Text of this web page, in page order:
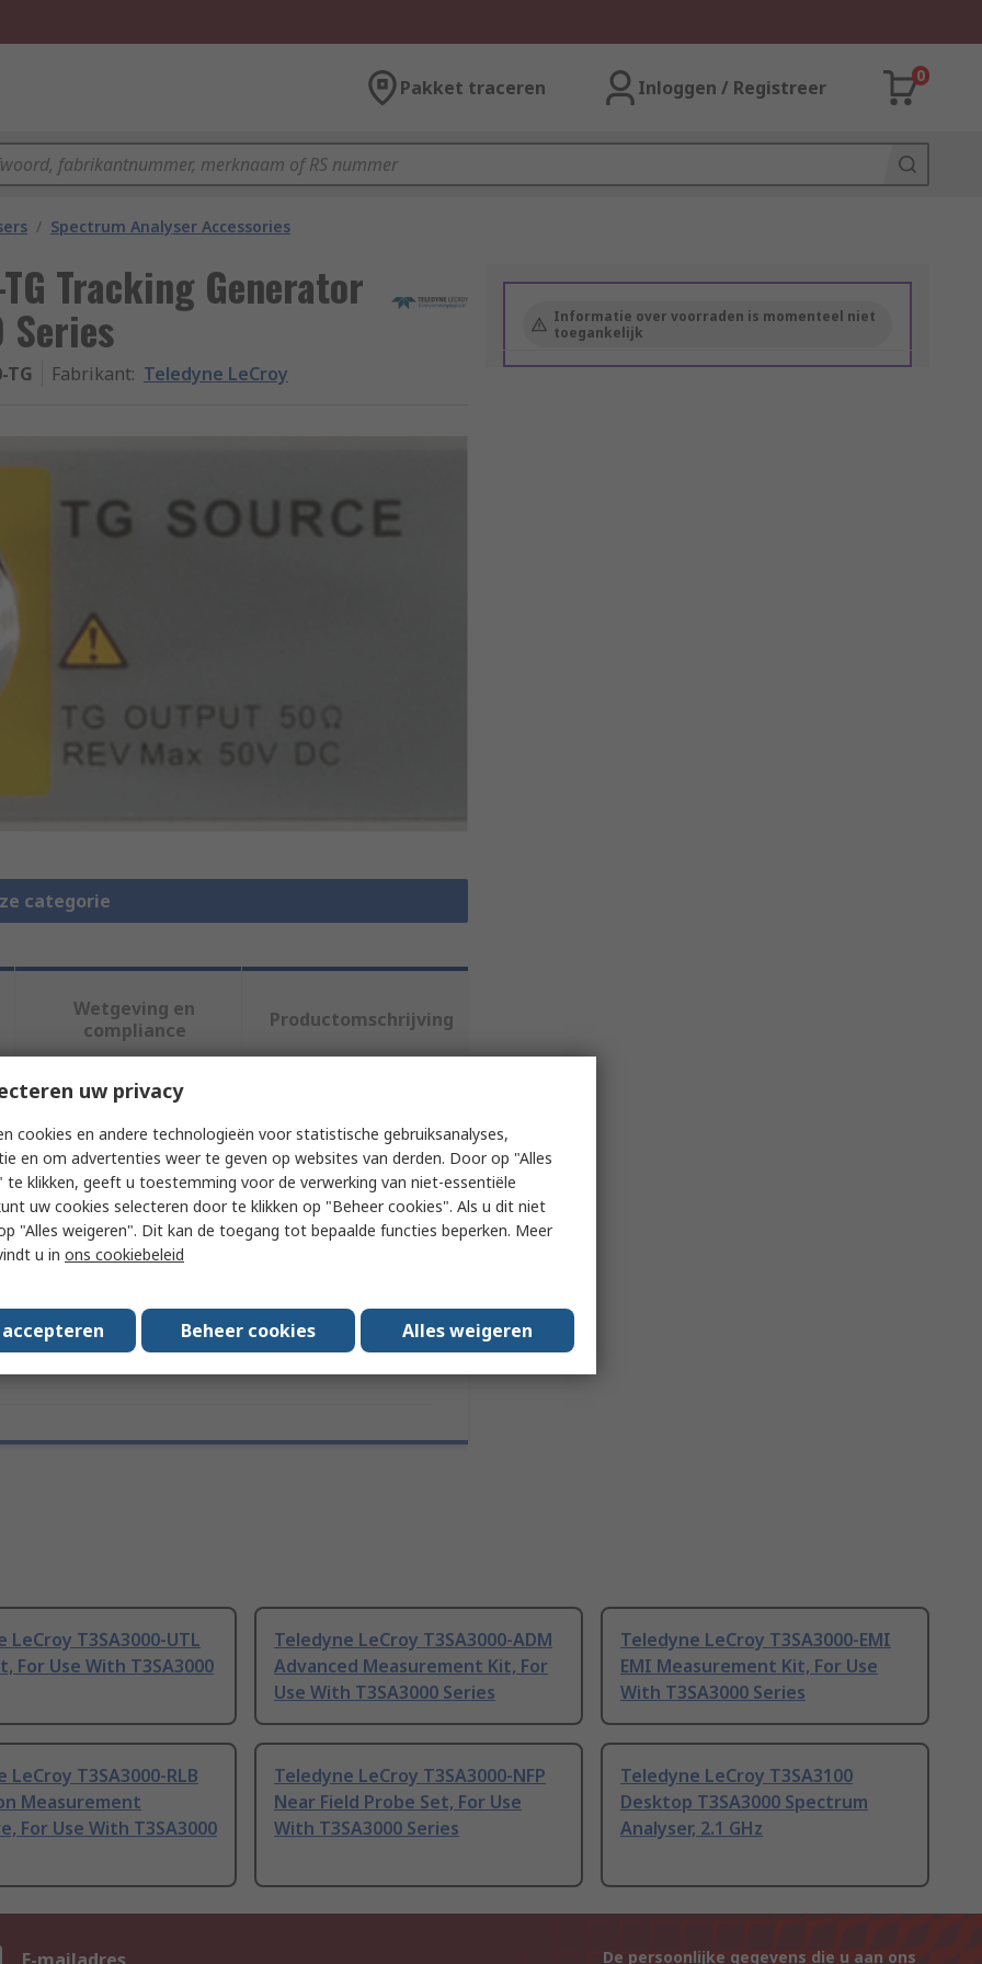
Pakket traceren Inloggen / Registreer
0
/ Spectrum Analyser Accessories
Tracking Generator
Series
TG Fabrikant: Teledyne LeCroy
categorie
Informatie over voorraden is momenteel niet
toegankelijk
Wetgeving en
compliance
Productomschrijving
kenmerken te selecteren.
Waarde
Teledyne LeCroy
Type Tracking Generator Kit
LeCroy T3SA3000-UTL
For Use With T3SA3000
Teledyne LeCroy T3SA3000-ADM
Advanced Measurement Kit, For
Use With T3SA3000 Series
Teledyne LeCroy T3SA3000-EMI
EMI Measurement Kit, For Use
With T3SA3000 Series
LeCroy T3SA3000-RLB
Measurement
For Use With T3SA3000
Teledyne LeCroy T3SA3000-NFP
Near Field Probe Set, For Use
With T3SA3000 Series
Teledyne LeCroy T3SA3100
Desktop T3SA3000 Spectrum
Analyser, 2.1 GHz
De persoonlijke gegevens die u aan ons
uw privacy
cookies en andere technologieën voor statistische gebruiksanalyses,
en om advertenties weer te geven op websites van derden. Door op "Alles
te klikken, geeft u toestemming voor de verwerking van niet-essentiële
uw cookies selecteren door te klikken op "Beheer cookies". Als u dit niet
"Alles weigeren". Dit kan de toegang tot bepaalde functies beperken. Meer
u in ons cookiebeleid
Beheer cookies Alles weigeren